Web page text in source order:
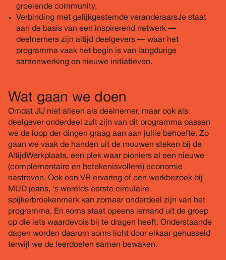
groeiende community.
Verbinding met gelijkgestemde veranderaars Je staat
aan de basis van een inspirerend netwerk —
deelnemers zijn altijd deelgevers — waar het
programma vaak het begin is van langdurige
samenwerking en nieuwe initiatieven.
Wat gaan we doen
Omdat JIJ niet alleen als deelnemer, maar ook als
deelgever onderdeel zult zijn van dit programma passen
we de loop der dingen graag aan aan jullie behoefte. Zo
gaan we vaak de handen uit de mouwen steken bij de
AltijdWerkplaats, een plek waar pioniers al een nieuwe
(complementaire en betekenisvollere) economie
nastreven. Ook een VR ervaring of een werkbezoek bij
MUD jeans, 's werelds eerste circulaire
spijkerbroekenmerk kan zomaar onderdeel zijn van het
programma. En soms staat opeens iemand uit de groep
op die iets waardevols bij te dragen heeft. Onderstaande
dagen worden daarom soms licht door elkaar gehusseld
terwijl we de leerdoelen samen bewaken.